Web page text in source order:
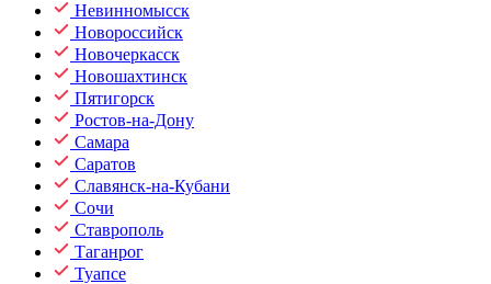
Невинномысск
Новороссийск
Новочеркасск
Новошахтинск
Пятигорск
Ростов-на-Дону
Самара
Саратов
Славянск-на-Кубани
Сочи
Ставрополь
Таганрог
Туапсе